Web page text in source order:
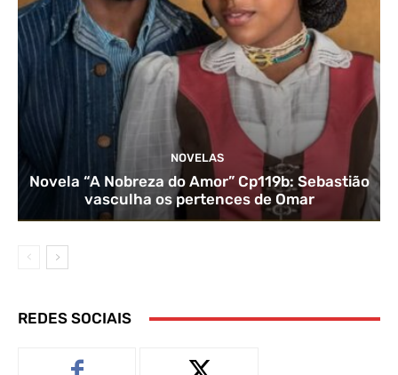
NOVELAS
Novela “A Nobreza do Amor” Cp119b: Sebastião
vasculha os pertences de Omar
REDES SOCIAIS